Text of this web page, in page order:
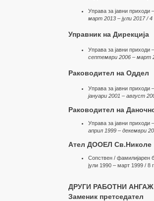
Управа за јавни приходи
март 2013 – јули 2017 /
Управник на Дирекција
Управа за јавни приходи
септември 2006 – март
Раководител на Оддел
Управа за јавни приходи
јануари 2001 – август
Раководител на
Управа за јавни
април 1999 – декември
Ател ДООЕЛ Св.Николе
Сопствен / фамилијарен
јули 1990 – март 1999 / 8
ДРУГИ РАБОТНИ
Заменик претседател